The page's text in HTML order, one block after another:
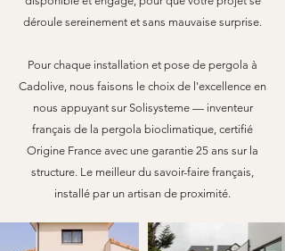
déroule sereinement et sans mauvaise surprise.
Pour chaque installation et pose de pergola à
Cadolive, nous faisons le choix de l'excellence en
nous appuyant sur Solisysteme — inventeur
français de la pergola bioclimatique, certifié
Origine France avec une garantie 25 ans sur la
structure. Le meilleur du savoir-faire français,
installé par un artisan de proximité.